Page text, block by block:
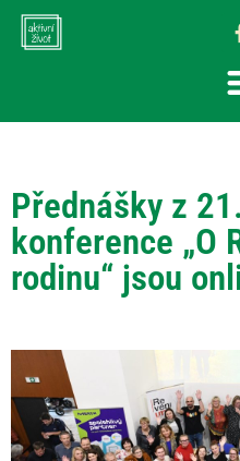
Přednášky z
konference „O
rodinu“ jsou